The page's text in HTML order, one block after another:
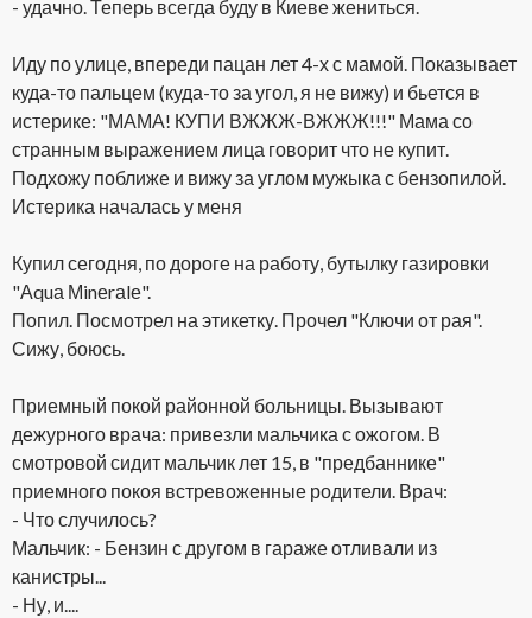
- удачно. Теперь всегда буду в Киеве жениться.
Иду по улице, впереди пацан лет 4-х с мамой. Показывает
куда-то пальцем (куда-то за угол, я не вижу) и бьется в
истерике: "МАМА! КУПИ ВЖЖЖ-ВЖЖЖ!!!" Мама со
странным выражением лица говорит что не купит.
Подхожу поближе и вижу за углом мужыка с бензопилой.
Истерика началась у меня
Купил сегодня, по дороге на работу, бутылку газировки
"Аquа Мinеrаlе".
Попил. Посмотрел на этикетку. Прочел "Ключи от рая".
Сижу, боюсь.
Приемный покой районной больницы. Вызывают
дежурного врача: привезли мальчика с ожогом. В
смотровой сидит мальчик лет 15, в "предбаннике"
приемного покоя встревоженные родители. Врач:
- Что случилось?
Мальчик: - Бензин с другом в гараже отливали из
канистры...
- Ну, и....